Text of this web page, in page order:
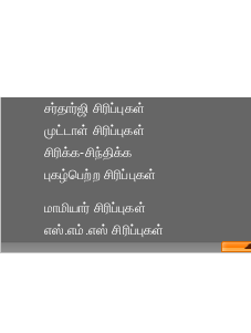
சர்தார்ஜி சிரிப்புகள்
முட்டாள் சிரிப்புகள்
சிரிக்க-சிந்திக்க
புகழ்பெற்ற சிரிப்புகள்
மாமியார் சிரிப்புகள்
எஸ்.எம்.எஸ் சிரிப்புகள்